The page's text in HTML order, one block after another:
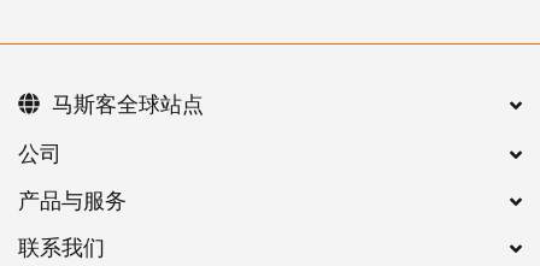
公司
产品与服务
联系我们
马斯客全球站点